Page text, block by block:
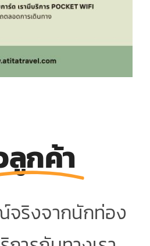
ลูกค้า
จริงจากนักท่อง